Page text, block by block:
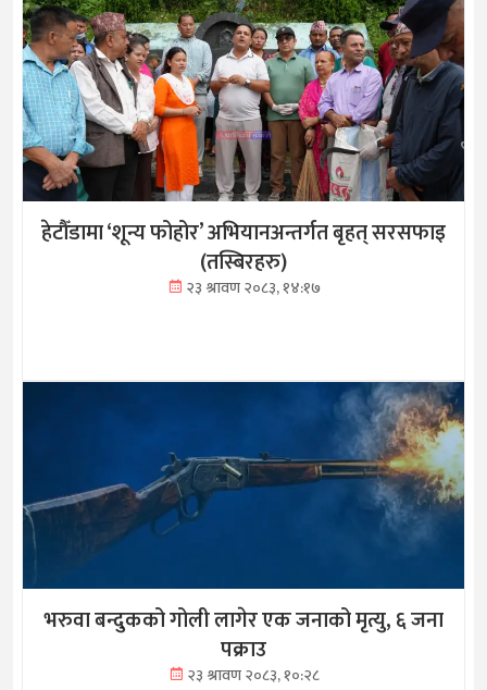
हेटौँडामा ‘शून्य फोहोर’ अभियानअन्तर्गत बृहत् सरसफाइ
(तस्बिरहरु)
२३ श्रावण २०८३, १४:१७
भरुवा बन्दुकको गोली लागेर एक जनाको मृत्यु, ६ जना
पक्राउ
२३ श्रावण २०८३, १०:२८